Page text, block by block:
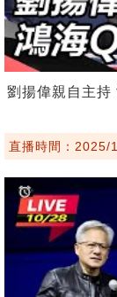
劉揚偉親自主持
直播時間：2025/